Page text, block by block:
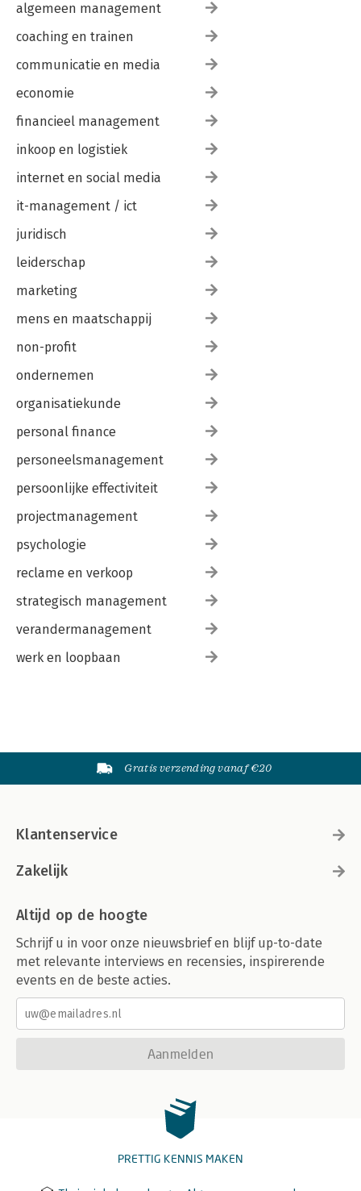
algemeen management
coaching en trainen
communicatie en media
economie
financieel management
inkoop en logistiek
internet en social media
it-management / ict
juridisch
leiderschap
marketing
mens en maatschappij
non-profit
ondernemen
organisatiekunde
personal finance
personeelsmanagement
persoonlijke effectiviteit
projectmanagement
psychologie
reclame en verkoop
strategisch management
verandermanagement
werk en loopbaan
Gratis verzending vanaf €20
Klantenservice
Zakelijk
Altijd op de hoogte
Schrijf u in voor onze nieuwsbrief en blijf up-to-date
met relevante interviews en recensies, inspirerende
events en de beste acties.
Aanmelden
PRETTIG KENNIS MAKEN